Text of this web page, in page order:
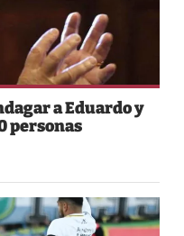
a Eduardo y
personas